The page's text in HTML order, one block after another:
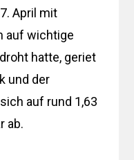
April mit
auf wichtige
hatte, geriet
und der
auf rund 1,63
ab.